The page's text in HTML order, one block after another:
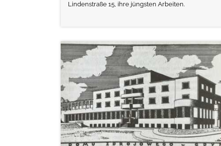
Lindenstraße 15, ihre jüngsten Arbeiten.
weiterlesen